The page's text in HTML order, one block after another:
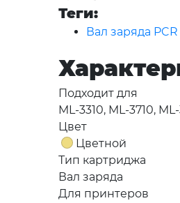
Теги:
Вал заряда
Подходит для
ML-3310, ML-3710,
Цвет
Цветной
Тип картриджа
Вал заряда
Для принтеров